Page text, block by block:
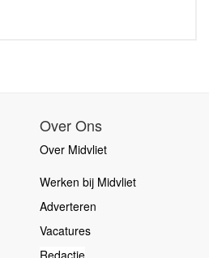
Over Ons
Over Midvliet
Werken bij Midvliet
Adverteren
Vacatures
Redactie